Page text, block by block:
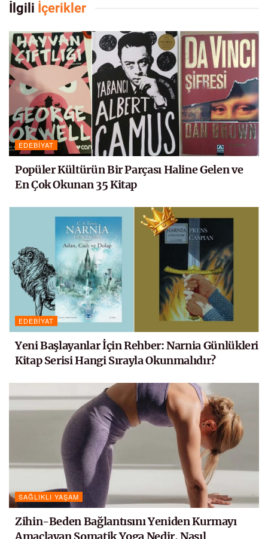
İlgili İçerikler
EDEBIYAT
Popüler Kültürün Bir Parçası Haline Gelen ve
En Çok Okunan 35 Kitap
EDEBIYAT
Yeni Başlayanlar İçin Rehber: Narnia Günlükleri
Kitap Serisi Hangi Sırayla Okunmalıdır?
SAĞLIKLI YAŞAM
Zihin-Beden Bağlantısını Yeniden Kurmayı